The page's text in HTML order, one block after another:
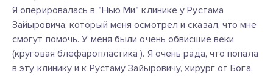
Я оперировалась в "Нью Ми" клинике у Рустама
Зайыровича, который меня осмотрел и сказал, что мне
смогут помочь. У меня были очень обвисшие веки
(круговая блефаропластика ​). Я очень рада, что попала
в эту клинику и к Рустаму Зайыровичу, хирург от Бога,